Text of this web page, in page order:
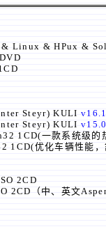
Linux & HPux &
Steyr) KULI v16.1
Steyr) KULI
1CD(一款系统级的
1CD(优化车辆性能
2CD
2CD（中、英文